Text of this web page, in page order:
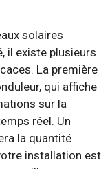
solaires
il existe plusieurs
La première
qui affiche
sur la
réel. Un
la quantité
installation est